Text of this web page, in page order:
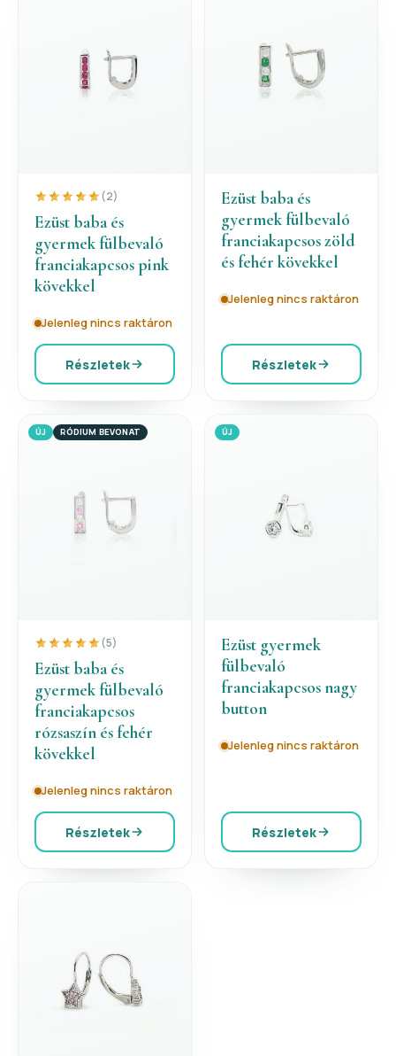
(2)
Ezüst baba és
gyermek fülbevaló
franciakapcsos pink
kövekkel
Jelenleg nincs raktáron
Részletek
Ezüst baba és
gyermek fülbevaló
franciakapcsos zöld
és fehér kövekkel
Jelenleg nincs raktáron
Részletek
ÚJ RÓDIUM BEVONAT
(5)
Ezüst baba és
gyermek fülbevaló
franciakapcsos
rózsaszín és fehér
kövekkel
Jelenleg nincs raktáron
Részletek
ÚJ
Ezüst gyermek
fülbevaló
franciakapcsos nagy
button
Jelenleg nincs raktáron
Részletek